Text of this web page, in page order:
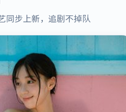
同步上新，追剧不掉队